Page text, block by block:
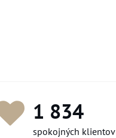
1 925
spokojných klientov